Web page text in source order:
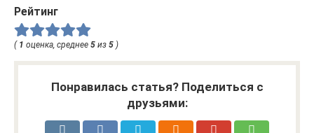
Рейтинг
( 1 оценка, среднее 5 из 5 )
Понравилась статья? Поделиться с
друзьями: